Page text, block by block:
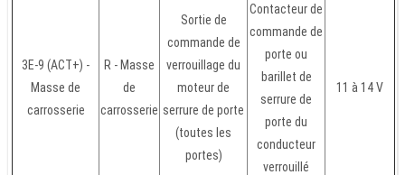
3E-9 (ACT+) -
Masse de
carrosserie
R - Masse
de
carrosserie
Sortie de
commande de
verrouillage du
moteur de
serrure de porte
(toutes les
portes)
Contacteur de
commande de
porte ou
barillet de
serrure de
porte du
conducteur
verrouillé
11 à 14 V